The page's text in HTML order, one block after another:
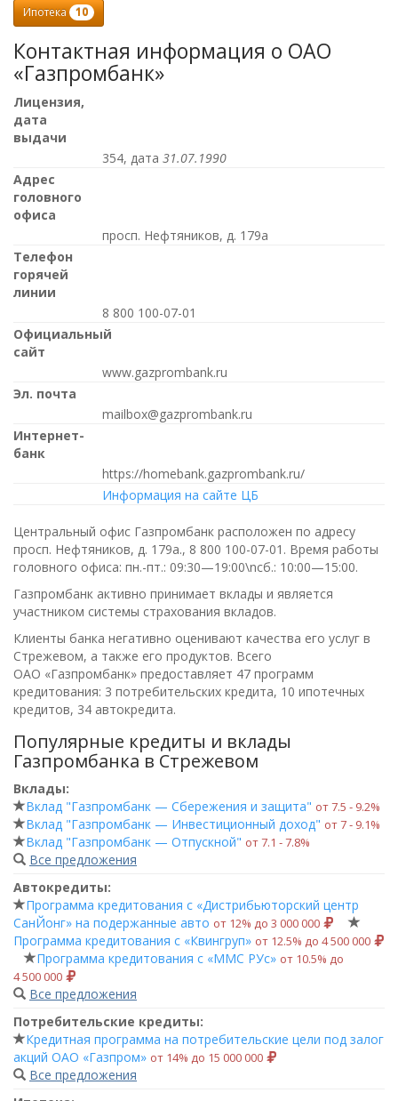
Ипотека 10
Контактная информация о ОАО
«Газпромбанк»
Лицензия,
дата
выдачи
354, дата 31.07.1990
Адрес
головного
офиса
просп. Нефтяников, д. 179а
Телефон
горячей
линии
8 800 100-07-01
Официальный
сайт
www.gazprombank.ru
Эл. почта
mailbox@gazprombank.ru
Интернет-
банк
https://homebank.gazprombank.ru/
Информация на сайте ЦБ
Центральный офис Газпромбанк расположен по адресу
просп. Нефтяников, д. 179а., 8 800 100-07-01 . Время работы
головного офиса: пн.-пт.: 09:30—19:00\nсб.: 10:00—15:00.
Газпромбанк активно принимает вклады и является
участником системы страхования вкладов.
Клиенты банка негативно оценивают качества его услуг в
Стрежевом, а также его продуктов. Всего
ОАО «Газпромбанк» предоставляет 47 программ
кредитования: 3 потребительских кредита, 10 ипотечных
кредитов, 34 автокредита.
Популярные кредиты и вклады
Газпромбанка в Стрежевом
Вклады:
Вклад "Газпромбанк — Сбережения и защита" от 7.5 ‑ 9.2%
Вклад "Газпромбанк — Инвестиционный доход" от 7 ‑ 9.1%
Вклад "Газпромбанк — Отпускной" от 7.1 ‑ 7.8%
Все предложения
Автокредиты:
Программа кредитования с «Дистрибьюторский центр
СанЙонг» на подержанные авто от 12% до 3 000 000
Программа кредитования с «Квингруп» от 12.5% до 4 500 000
Программа кредитования с «ММС РУс» от 10.5% до
4 500 000
Все предложения
Потребительские кредиты:
Кредитная программа на потребительские цели под залог
акций ОАО «Газпром» от 14% до 15 000 000
Все предложения